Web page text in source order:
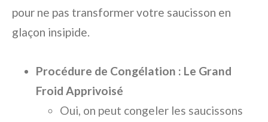
pour ne pas transformer votre saucisson en
glaçon insipide.
Procédure de Congélation : Le Grand
Froid Apprivoisé
Oui, on peut congeler les saucissons